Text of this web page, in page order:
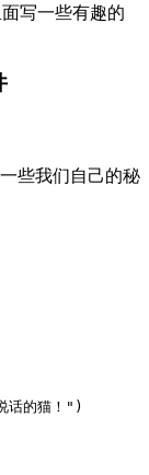
写一些有趣的
些我们自己的秘
话的猫！" )